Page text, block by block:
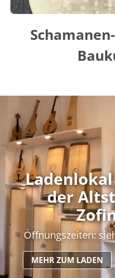
der
Öffnungszeiten:
MEHR ZUM LADEN